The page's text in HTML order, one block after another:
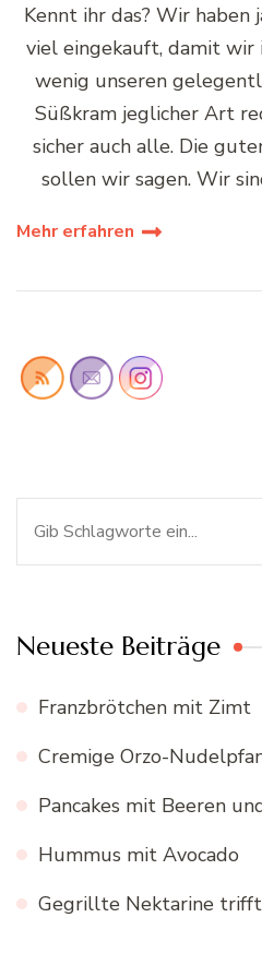
Kennt ihr das? Wir haben
viel eingekauft, damit wir
wenig unseren
Süßkram jeglicher Art
sicher auch alle. Die
sollen wir sagen. Wir
Mehr erfahren
Neueste Beiträge
Franzbrötchen mit Zimt
Cremige Orzo-
Pancakes mit Beeren
Hummus mit Avocado
Gegrillte Nektarine